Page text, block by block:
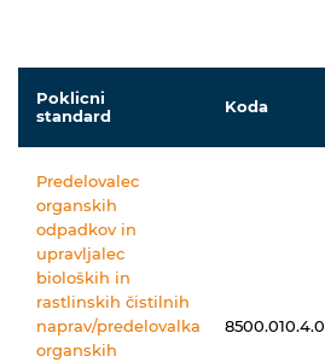
Poklicni
standard
Koda
Predelovalec
organskih
odpadkov in
upravljalec
bioloških in
rastlinskih čistilnih
naprav/predelovalka
organskih
8500.010.4.0